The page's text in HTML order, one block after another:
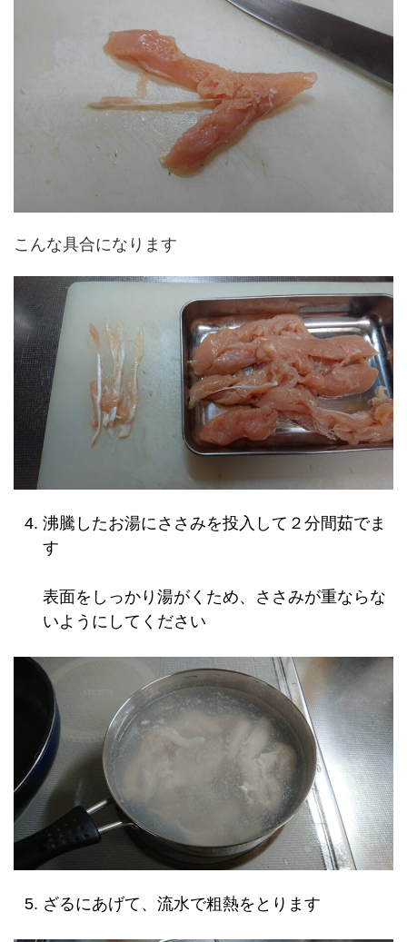
こんな具合になります
沸騰したお湯にささみを投入して２分間茹でま
す
表面をしっかり湯がくため、ささみが重ならな
いようにしてください
ざるにあげて、流水で粗熱をとります